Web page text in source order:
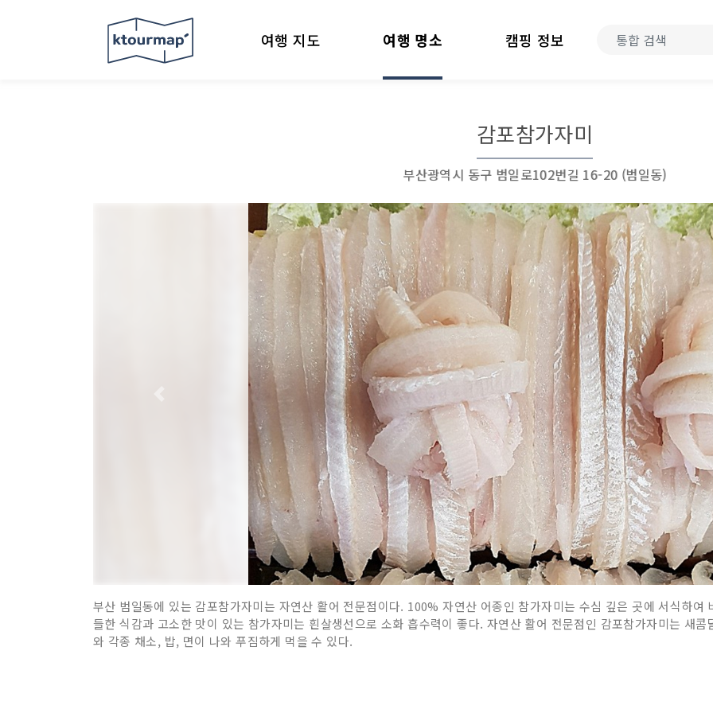
여행 지도 여행 명소 캠핑 정보
감포참가자미
부산광역시 동구 범일로102번길 16-20 (범일동)
부산 범일동에 있는 감포참가자미는 자연산 활어 전문점이다. 100% 자연산 어종인 참가자미는 수심 깊은 곳에 서식하여
들한 식감과 고소한 맛이 있는 참가자미는 흰살생선으로 소화 흡수력이 좋다. 자연산 활어 전문점인 감포참가자미는 새
와 각종 채소, 밥, 면이 나와 푸짐하게 먹을 수 있다.